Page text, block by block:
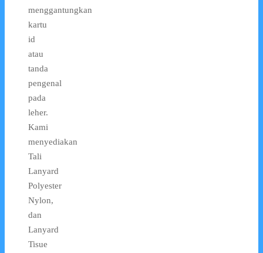
menggantungkan
kartu
id
atau
tanda
pengenal
pada
leher.
Kami
menyediakan
Tali
Lanyard
Polyester
Nylon,
dan
Lanyard
Tisue